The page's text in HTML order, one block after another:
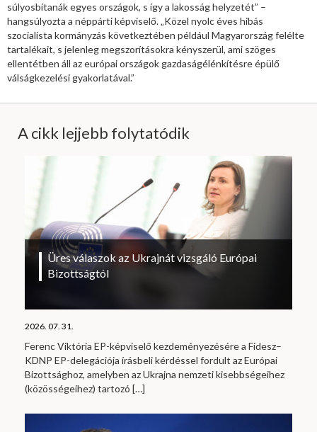
súlyosbítanák egyes országok, s így a lakosság helyzetét” –
hangsúlyozta a néppárti képviselő. „Közel nyolc éves hibás
szocialista kormányzás következtében például Magyarország felélte
tartalékait, s jelenleg megszorításokra kényszerül, ami szöges
ellentétben áll az európai országok gazdaságélénkítésre épülő
válságkezelési gyakorlatával.”
A cikk lejjebb folytatódik
Üres válaszok az Ukrajnát vizsgáló Európai
Bizottságtól
2026. 07. 31.
Ferenc Viktória EP-képviselő kezdeményezésére a Fidesz–
KDNP EP-delegációja írásbeli kérdéssel fordult az Európai
Bizottsághoz, amelyben az Ukrajna nemzeti kisebbségeihez
(közösségeihez) tartozó […]